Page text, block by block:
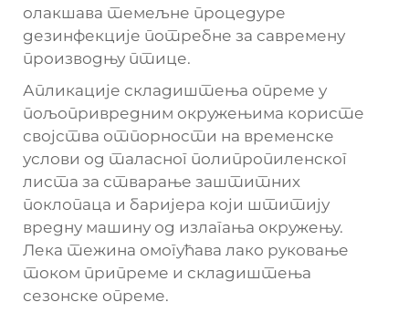
олакшава темељне процедуре
дезинфекције потребне за савремену
производњу птице.
Апликације складиштења опреме у
пољопривредним окружењима користе
својства отпорности на временске
услови од таласног полипропиленског
листа за стварање заштитних
поклопаца и баријера који штитију
вредну машину од излагања окружењу.
Лека тежина омогућава лако руковање
током припреме и складиштења
сезонске опреме.